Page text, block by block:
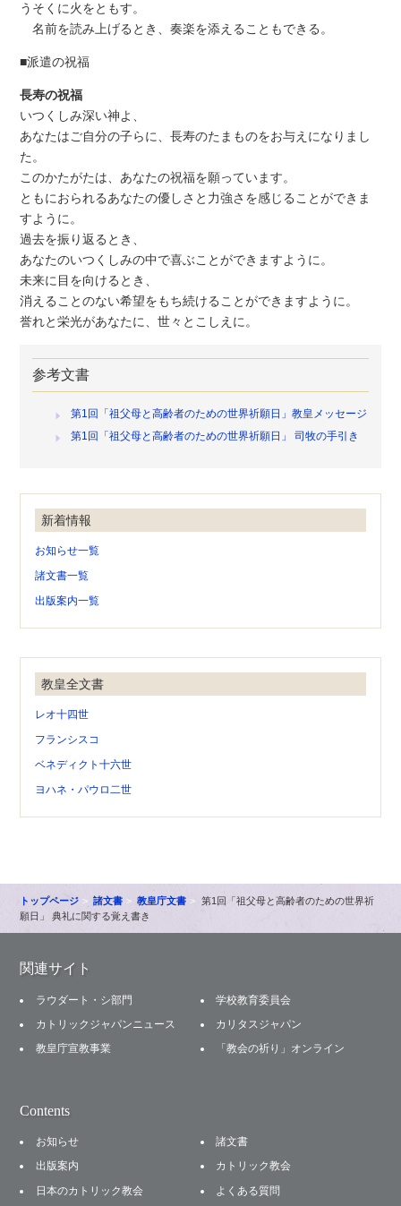
うそくに火をともす。
名前を読み上げるとき、奏楽を添えることもできる。
■派遣の祝福
長寿の祝福
いつくしみ深い神よ、
あなたはご自分の子らに、長寿のたまものをお与えになりまし
た。
このかたがたは、あなたの祝福を願っています。
ともにおられるあなたの優しさと力強さを感じることができま
すように。
過去を振り返るとき、
あなたのいつくしみの中で喜ぶことができますように。
未来に目を向けるとき、
消えることのない希望をもち続けることができますように。
誉れと栄光があなたに、世々とこしえに。
参考文書
第1回「祖父母と高齢者のための世界祈願日」教皇メッセージ
第1回「祖父母と高齢者のための世界祈願日」 司牧の手引き
新着情報
お知らせ一覧
諸文書一覧
出版案内一覧
教皇全文書
レオ十四世
フランシスコ
ベネディクト十六世
ヨハネ・パウロ二世
トップページ 諸文書 教皇庁文書
第1回「祖父母と高齢者のための世界祈
願日」 典礼に関する覚え書き
関連サイト
ラウダート・シ部門
学校教育委員会
カトリックジャパンニュース
カリタスジャパン
教皇庁宣教事業
「教会の祈り」オンライン
Contents
お知らせ
諸文書
出版案内
カトリック教会
日本のカトリック教会
よくある質問